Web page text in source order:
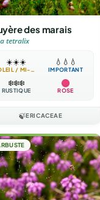
des marais
tetralix
☀️☀️☀️
SOLEIL / MI-OMBRE
💧 💧 💧
IMPORTANT
❄️❄️❄️
RUSTIQUE ROSE
🍃ERICACEAE